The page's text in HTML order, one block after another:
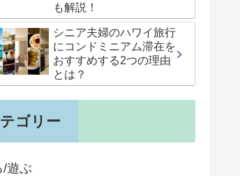
も解説！
シニア夫婦のハワイ旅行
にコンドミニアム滞在を
おすすめする2つの理由
とは？
ゴリー
/遊ぶ